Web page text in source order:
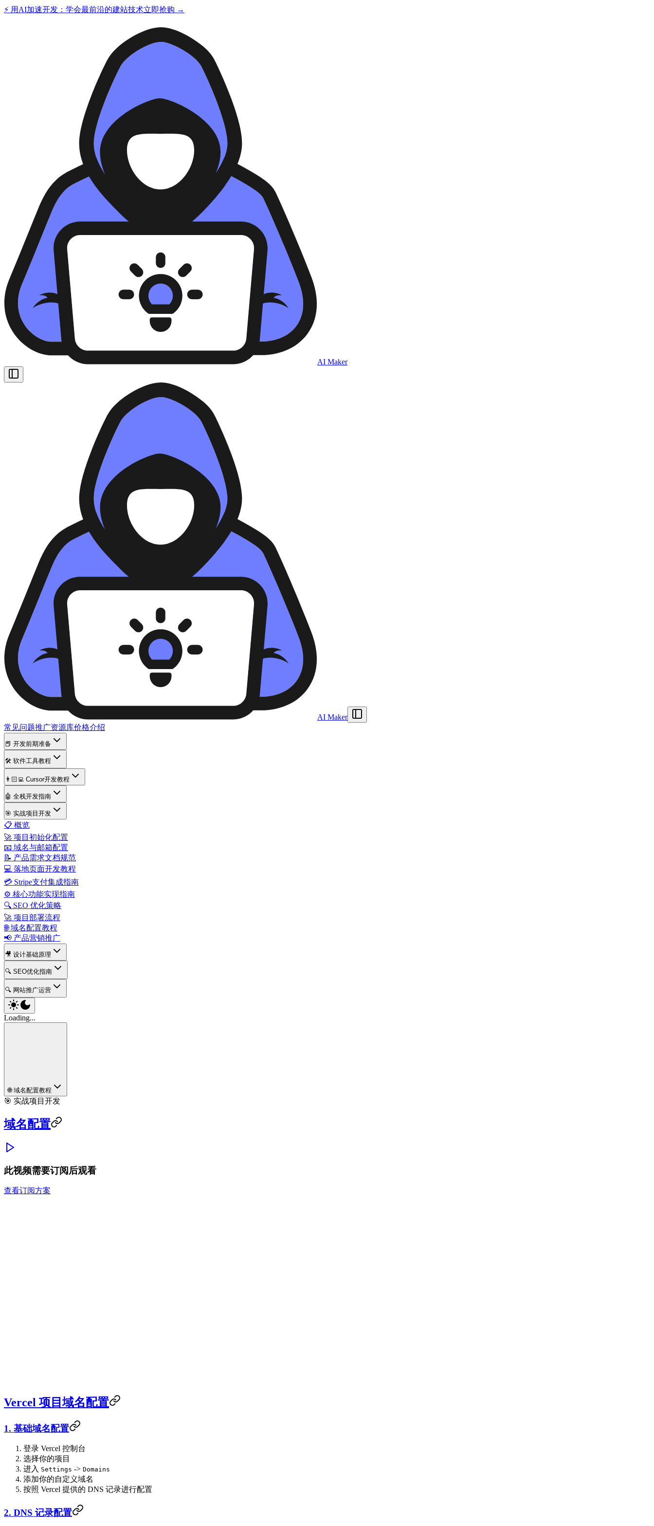
⚡ 用AI加速开发：学会最前沿的建站技术立即抢购 →
AI Maker
AI Maker
常见问题推广资源库价格介绍
📕 开发前期准备
🛠️ 软件工具教程
👨🏻‍💻 Cursor开发教程
🤖 全栈开发指南
🎯 实战项目开发
📋 概览
🚀 项目初始化配置
📧 域名与邮箱配置
📝 产品需求文档规范
💻 落地页面开发教程
💳 Stripe支付集成指南
⚙️ 核心功能实现指南
🔍 SEO 优化策略
🚀 项目部署流程
🌐 域名配置教程
📢 产品营销推广
🎥 设计基础原理
🔍 SEO优化指南
🔍 网站推广运营
Loading...
🌐 域名配置教程
🎯 实战项目开发
域名配置
此视频需要订阅后观看
查看订阅方案
Vercel 项目域名配置
1. 基础域名配置
登录 Vercel 控制台
选择你的项目
进入 Settings -> Domains
添加你的自定义域名
按照 Vercel 提供的 DNS 记录进行配置
2. DNS 记录配置